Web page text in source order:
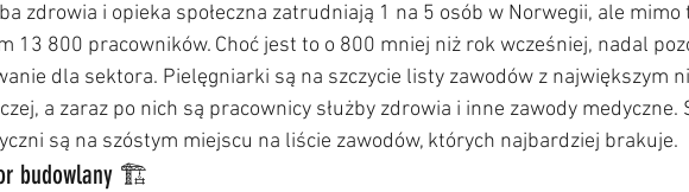
zdrowia i opieka społeczna zatrudniają 1 na 5 osób w Norwegii, ale mimo
13 800 pracowników. Choć jest to o 800 mniej niż rok wcześniej, nadal
dla sektora. Pielęgniarki są na szczycie listy zawodów z największym
a zaraz po nich są pracownicy służby zdrowia i inne zawody medyczne.
są na szóstym miejscu na liście zawodów, których najbardziej brakuje.
budowlany 🏗️